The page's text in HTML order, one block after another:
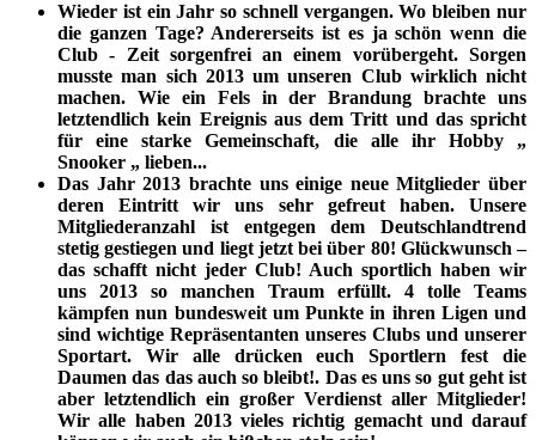
Wieder ist ein Jahr so schnell vergangen. Wo bleiben nur
die ganzen Tage? Andererseits ist es ja schön wenn die
Club - Zeit sorgenfrei an einem vorübergeht. Sorgen
musste man sich 2013 um unseren Club wirklich nicht
machen. Wie ein Fels in der Brandung brachte uns
letztendlich kein Ereignis aus dem Tritt und das spricht
für eine starke Gemeinschaft, die alle ihr Hobby „
Snooker „ lieben...
Das Jahr 2013 brachte uns einige neue Mitglieder über
deren Eintritt wir uns sehr gefreut haben. Unsere
Mitgliederanzahl ist entgegen dem Deutschlandtrend
stetig gestiegen und liegt jetzt bei über 80! Glückwunsch –
das schafft nicht jeder Club! Auch sportlich haben wir
uns 2013 so manchen Traum erfüllt. 4 tolle Teams
kämpfen nun bundesweit um Punkte in ihren Ligen und
sind wichtige Repräsentanten unseres Clubs und unserer
Sportart. Wir alle drücken euch Sportlern fest die
Daumen das das auch so bleibt!. Das es uns so gut geht ist
aber letztendlich ein großer Verdienst aller Mitglieder!
Wir alle haben 2013 vieles richtig gemacht und darauf